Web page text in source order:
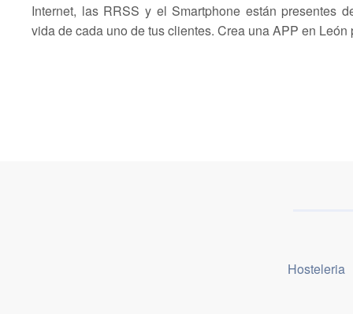
Internet, las RRSS y el Smartphone están presentes
vida de cada uno de tus clientes. Crea una APP en León
Hosteleria